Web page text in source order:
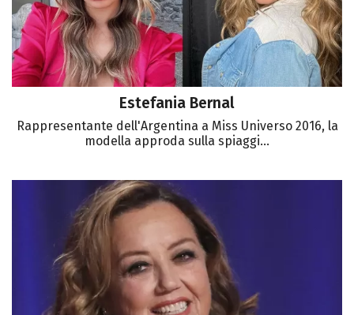
Estefania Bernal
Rappresentante dell'Argentina a Miss Universo 2016, la
modella approda sulla spiaggi...